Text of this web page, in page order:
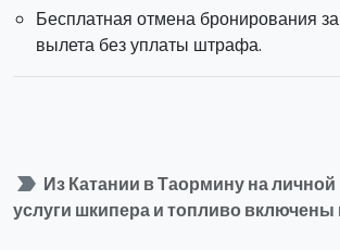
Бесплатная отмена бронирования
вылета без уплаты штрафа.
label_important Из Катании в Таормину на
услуги шкипера и топливо включены